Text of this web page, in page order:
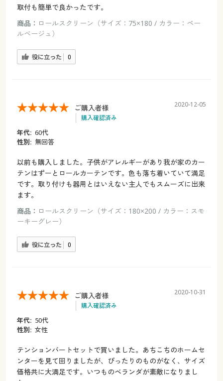
取付も簡単で良かったです。
商品： ロールスクリーン（サイズ：75×180 / カラー：ペー
ルベージュ）
役に立った 0
ご購入者様
購入確認済み
2020-12-05
年代: 60代
性別: 無回答
以前も購入しました。子供がアレルギーがあり我が家のカー
テンはずーとロールカーテンです。色も落ち着いていて満足
です。取り付けも器用とはいえない主人でもスムーズに出来
ます。
商品： ロールスクリーン（サイズ：180×200 / カラー：スモ
ーキーグレー）
役に立った 0
ご購入者様
購入確認済み
2020-10-31
年代: 50代
性別: 女性
テンションバートセットで買いました。あちこちのホームセ
ンターを見て回りましたが、ぴったりのものがなく、サイズ
価格共に大満足です。いつものベランダが素敵になりまし